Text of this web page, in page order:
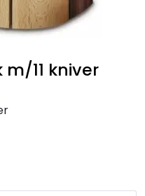
11 kniver